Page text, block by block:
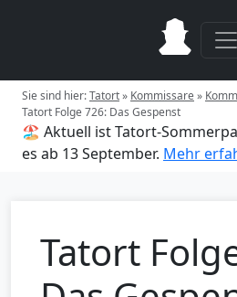
Sie sind hier:Tatort» Kommissare»
Tatort Folge 726: Das Gespenst
🏖️ Aktuell ist Tatort-
es ab 13 September. Mehr
Tatort